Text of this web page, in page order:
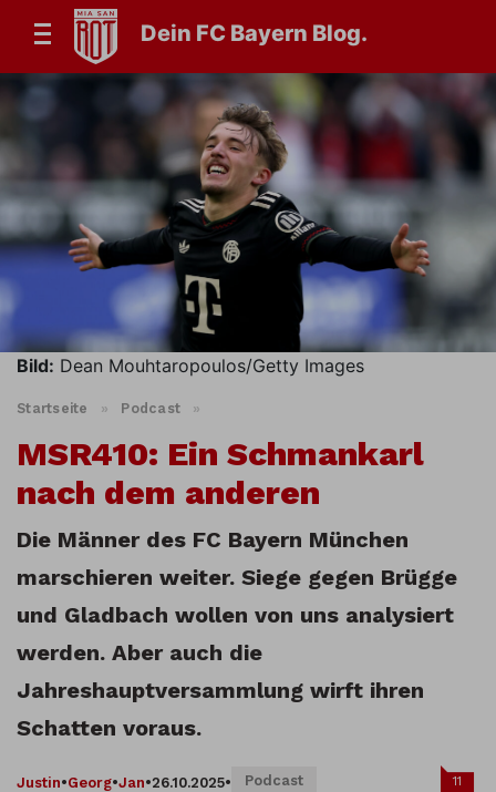
Dein FC Bayern Blog.
Bild: Dean Mouhtaropoulos/Getty Images
Startseite » Podcast »
MSR410: Ein Schmankarl
nach dem anderen
Die Männer des FC Bayern München
marschieren weiter. Siege gegen Brügge
und Gladbach wollen von uns analysiert
werden. Aber auch die
Jahreshauptversammlung wirft ihren
Schatten voraus.
Justin•Georg•Jan•26.10.2025• Podcast 11